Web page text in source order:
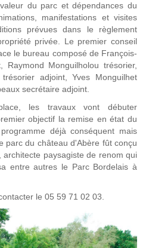
du parc et dépendances du
manifestations et visites
prévues dans le règlement
privée. Le premier conseil
le bureau composé de François-
Monguilholou trésorier,
adjoint, Yves Monguilhet
secrétaire adjoint.
les travaux vont débuter
objectif la remise en état du
déjà conséquent mais
parc du château d'Abère fût conçu
paysagiste de renom qui
entre autres le Parc Bordelais à
le 05 59 71 02 03.